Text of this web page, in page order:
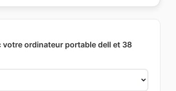
ordinateur portable dell et 38